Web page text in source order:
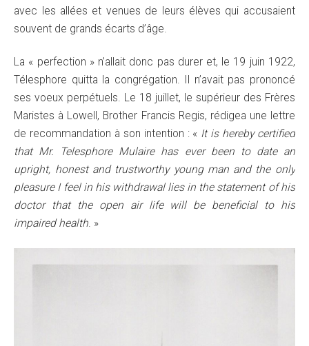
avec les allées et venues de leurs élèves qui accusaient
souvent de grands écarts d’âge.
La « perfection » n’allait donc pas durer et, le 19 juin 1922,
Télesphore quitta la congrégation. Il n’avait pas prononcé
ses voeux perpétuels. Le 18 juillet, le supérieur des Frères
Maristes à Lowell, Brother Francis Regis, rédigea une lettre
de recommandation à son intention : « It is hereby certified
that Mr. Telesphore Mulaire has ever been to date an
upright, honest and trustworthy young man and the only
pleasure I feel in his withdrawal lies in the statement of his
doctor that the open air life will be beneficial to his
impaired health. »